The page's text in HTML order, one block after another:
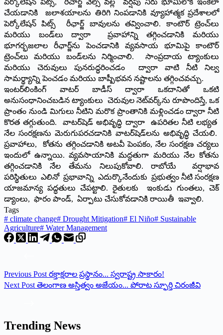
చేయడానికి జలాశయాలను తిరిగి నింపడానికి వ్యూహాత్మక ప్రదేశాలలో
పెర్కోలేషన్ పిట్స్ రీఛార్జ్ బావులను తవ్వించాలి. కాంటౌర్ ట్రెంచ్‌లు
మరియు బండ్‌లు ద్వారా ప్రవాహాన్ని తగ్గించడానికి మరియు
భూగర్భజలాల రీఛార్జ్‌ను పెంచడానికి వ్యవసాయ భూమిపై కాంటౌర్
ట్రెంచ్‌లు మరియు బండ్‌లను నిర్మించాలి. సాంప్రదాయ ట్యాంకులు
మరియు చెరువులు పునరుద్ధరించడం ద్వారా వాటి నీటి నిల్వ
సామర్థ్యాన్ని పెంచడం మరియు బాష్పీభవన నష్టాలను తగ్గించవచ్చు.
ఇంటర్‌లింకింగ్ వాటర్ బాడీస్ ద్వారా ఒకదానితో ఒకటి
అనుసంధానించబడిన ట్యాంకులు చెరువుల నెట్‌వర్క్‌ను రూపొందిస్తే, ఒక
ప్రాంతం నుండి మిగులు నీటిని మరొక ప్రాంతానికి మళ్లించడం ద్వారా నీటి
కొరత తగ్గుతుంది. వాటర్‌షెడ్ అభివృద్ధి ద్వారా ఉపరితల నీటి లభ్యత
నేల సంరక్షణను మెరుగుపరచడానికి వాటర్‌షెడ్‌లను అభివృద్ధి చేయలి.
ప్రవాహాలు, కోతను తగ్గించడానికి అటవీ పెంపకం, నేల సంరక్షణ చర్యలు
ఇందులో ఉన్నాయి. వ్యవసాయానికి మద్దతుగా మరియు నేల కోతను
తగ్గించడానికి నేల తేమను నిలుపుకోవాలి. రాబోయే వర్షాభావ
పరిస్థితులు ఎలినో ప్రభావాన్ని ఎదుర్కొనేందుకు ప్రభుత్వం నీటి సంరక్షణ
యాజమాన్య పద్ధతులు చేపట్టాలి. రైతులకు ఇంకుడు గుంతలు, చెక్
డ్యాంలు, ఫారం పాండ్, ఏర్పాటు చేసుకోవడానికి రాయితీ ఇవ్వాలి.
Tags
# climate change# Drought Mitigation# El Niño# Sustainable
Agriculture# Water Management
Previous Post రక్తాక్షరాల ప్రస్థానం... స్వరాష్ట్ర సాకారం!
Next Post తెలంగాణ అస్తిత్వం అజేయం... పోరాట స్ఫూర్తి చిరంజీవి
Trending News